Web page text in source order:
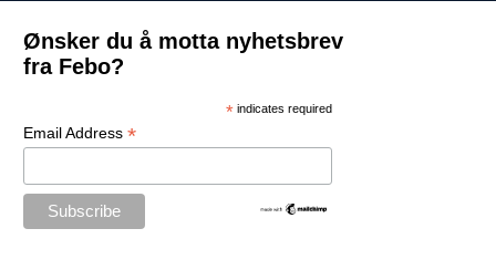
Ønsker du å motta nyhetsbrev
fra Febo?
* indicates required
Email Address *